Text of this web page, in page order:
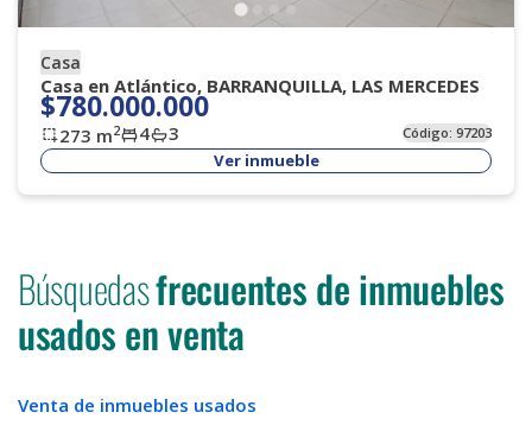
Casa
Casa en Atlántico, BARRANQUILLA, LAS MERCEDES
$780.000.000
273 m2 4 3 Código:97203
Ver inmueble
Búsquedasfrecuentes de inmuebles
usados en venta
Venta de inmuebles usados